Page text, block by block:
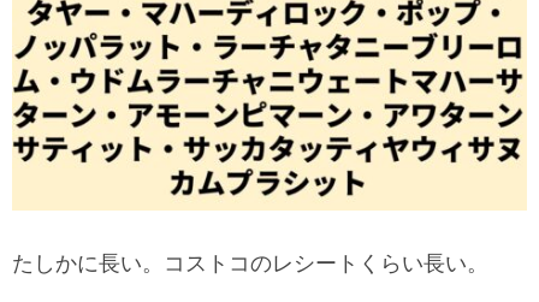
たしかに長い。コストコのレシートくらい長い。